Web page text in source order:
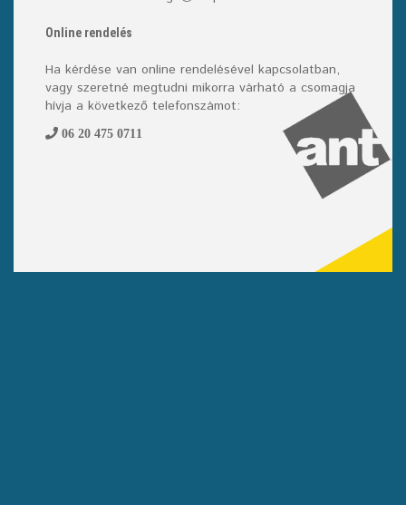
Online rendelés
Ha kérdése van online rendelésével kapcsolatban,
vagy szeretné megtudni mikorra várható a csomagja
hívja a következő telefonszámot:
06 20 475 0711